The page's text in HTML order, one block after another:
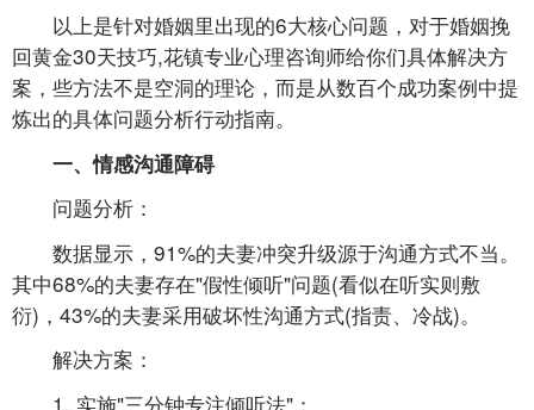
以上是针对婚姻里出现的6大核心问题，对于婚姻挽
回黄金30天技巧,花镇专业心理咨询师给你们具体解决方
案，些方法不是空洞的理论，而是从数百个成功案例中提
炼出的具体问题分析行动指南。
一、情感沟通障碍
问题分析：
数据显示，91%的夫妻冲突升级源于沟通方式不当。
其中68%的夫妻存在"假性倾听"问题(看似在听实则敷
衍)，43%的夫妻采用破坏性沟通方式(指责、冷战)。
解决方案：
1. 实施"三分钟专注倾听法"：